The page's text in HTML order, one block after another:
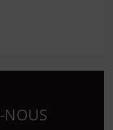
NOUS